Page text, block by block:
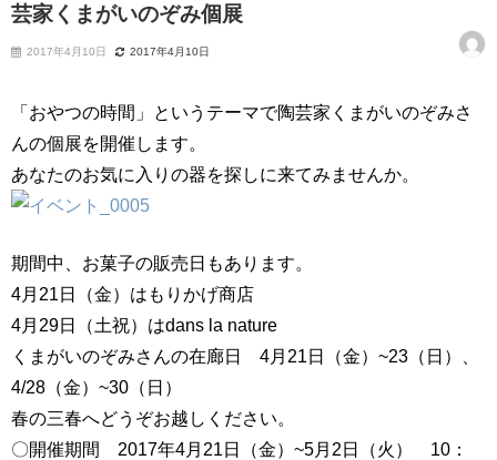
芸家くまがいのぞみ個展
2017年4月10日 2017年4月10日
「おやつの時間」というテーマで陶芸家くまがいのぞみさ
んの個展を開催します。
あなたのお気に入りの器を探しに来てみませんか。
期間中、お菓子の販売日もあります。
4月21日（金）はもりかげ商店
4月29日（土祝）はdans la nature
くまがいのぞみさんの在廊日 4月21日（金）~23（日）、
4/28（金）~30（日）
春の三春へどうぞお越しください。
〇開催期間 2017年4月21日（金）~5月2日（火） 10：